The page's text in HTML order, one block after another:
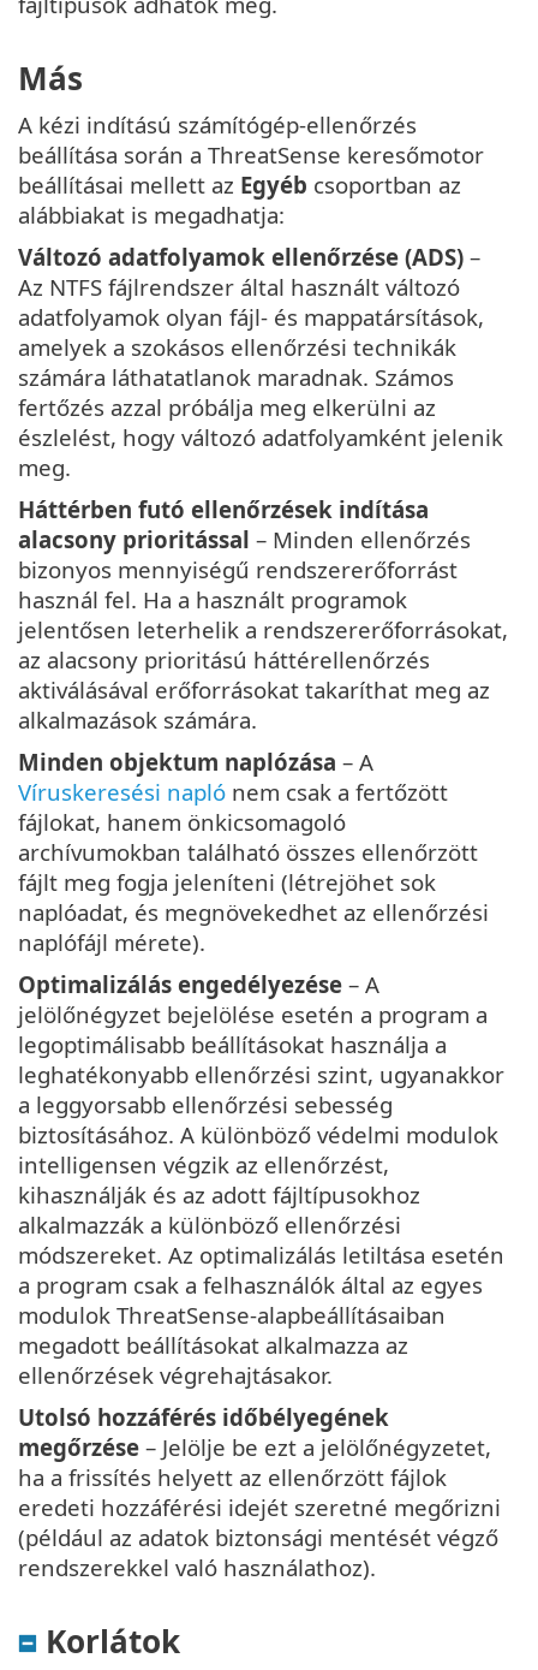
Más
A kézi indítású számítógép-ellenőrzés
beállítása során a ThreatSense keresőmotor
beállításai mellett az Egyéb csoportban az
alábbiakat is megadhatja:
Változó adatfolyamok ellenőrzése (ADS) –
Az NTFS fájlrendszer által használt változó
adatfolyamok olyan fájl- és mappatársítások,
amelyek a szokásos ellenőrzési technikák
számára láthatatlanok maradnak. Számos
fertőzés azzal próbálja meg elkerülni az
észlelést, hogy változó adatfolyamként jelenik
meg.
Háttérben futó ellenőrzések indítása
alacsony prioritással – Minden ellenőrzés
bizonyos mennyiségű rendszererőforrást
használ fel. Ha a használt programok
jelentősen leterhelik a rendszererőforrásokat,
az alacsony prioritású háttérellenőrzés
aktiválásával erőforrásokat takaríthat meg az
alkalmazások számára.
Minden objektum naplózása – A
Víruskeresési napló nem csak a fertőzött
fájlokat, hanem önkicsomagoló
archívumokban található összes ellenőrzött
fájlt meg fogja jeleníteni (létrejöhet sok
naplóadat, és megnövekedhet az ellenőrzési
naplófájl mérete).
Optimalizálás engedélyezése – A
jelölőnégyzet bejelölése esetén a program a
legoptimálisabb beállításokat használja a
leghatékonyabb ellenőrzési szint, ugyanakkor
a leggyorsabb ellenőrzési sebesség
biztosításához. A különböző védelmi modulok
intelligensen végzik az ellenőrzést,
kihasználják és az adott fájltípusokhoz
alkalmazzák a különböző ellenőrzési
módszereket. Az optimalizálás letiltása esetén
a program csak a felhasználók által az egyes
modulok ThreatSense-alapbeállításaiban
megadott beállításokat alkalmazza az
ellenőrzések végrehajtásakor.
Utolsó hozzáférés időbélyegének
megőrzése – Jelölje be ezt a jelölőnégyzetet,
ha a frissítés helyett az ellenőrzött fájlok
eredeti hozzáférési idejét szeretné megőrizni
(például az adatok biztonsági mentését végző
rendszerekkel való használathoz).
Korlátok